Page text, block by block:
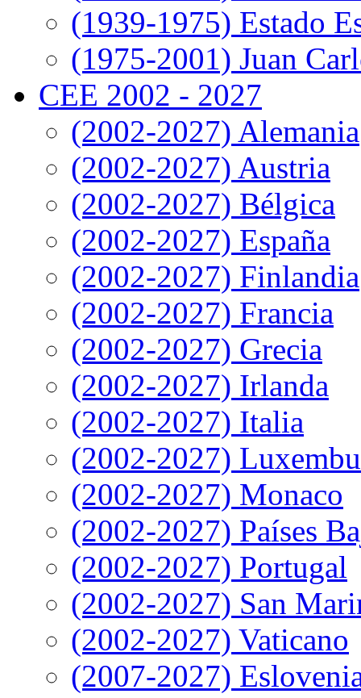
(1939-1975) Estado
(1975-2001) Juan
CEE 2002 - 2027
(2002-2027) Alemania
(2002-2027) Austria
(2002-2027) Bélgica
(2002-2027) España
(2002-2027) Finlandia
(2002-2027) Francia
(2002-2027) Grecia
(2002-2027) Irlanda
(2002-2027) Italia
(2002-2027)
(2002-2027) Monaco
(2002-2027) Países
(2002-2027) Portugal
(2002-2027) San
(2002-2027) Vaticano
(2007-2027)